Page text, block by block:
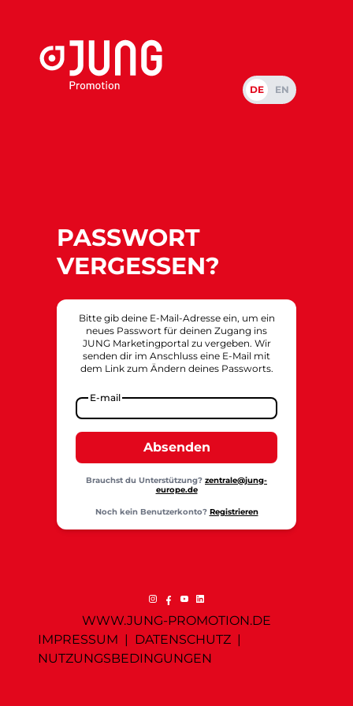
DE EN
PASSWORT
VERGESSEN?
Bitte gib deine E-Mail-Adresse ein, um ein
neues Passwort für deinen Zugang ins
JUNG Marketingportal zu vergeben. Wir
senden dir im Anschluss eine E-Mail mit
dem Link zum Ändern deines Passworts.
E-mail
Absenden
Brauchst du Unterstützung? zentrale@jung-
europe.de
Noch kein Benutzerkonto? Registrieren
WWW.JUNG-PROMOTION.DE
IMPRESSUM | DATENSCHUTZ |
NUTZUNGSBEDINGUNGEN